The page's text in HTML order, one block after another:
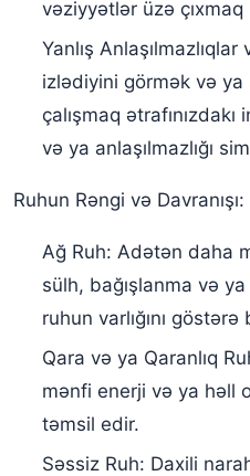
vəziyyətlər üzə
Yanlış
izlədiyini görmək və
çalışmaq
və ya anlaşılmazlığı
Ruhun Rəngi ​​və Davranışı:
Ağ Ruh: Adətən daha
sülh, bağışlanma və
ruhun varlığını göstərə
Qara və ya Qaranlıq
mənfi enerji və ya həll
təmsil edir.
Səssiz Ruh: Daxili